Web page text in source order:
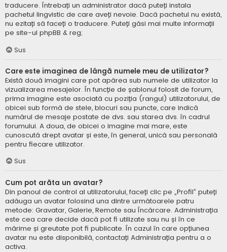
traducere. Întrebați un administrator dacă puteți instala
pachetul lingvistic de care aveți nevoie. Dacă pachetul nu există,
nu ezitați să faceți o traducere. Puteți găsi mai multe informații
pe site-ul phpBB & reg;
Sus
Care este imaginea de lângă numele meu de utilizator?
Există două imagini care pot apărea sub numele de utilizator la
vizualizarea mesajelor. În funcție de șablonul folosit de forum,
prima imagine este asociată cu poziția (rangul) utilizatorului, de
obicei sub formă de stele, blocuri sau puncte, care indică
numărul de mesaje postate de dvs. sau starea dvs. în cadrul
forumului. A doua, de obicei o imagine mai mare, este
cunoscută drept avatar și este, în general, unică sau personală
pentru fiecare utilizator.
Sus
Cum pot arăta un avatar?
Din panoul de control al utilizatorului, faceți clic pe „Profil” puteți
adăuga un avatar folosind una dintre următoarele patru
metode: Gravatar, Galerie, Remote sau Încărcare. Administrația
este cea care decide dacă pot fi utilizate sau nu și în ce
mărime și greutate pot fi publicate. În cazul în care opțiunea
avatar nu este disponibilă, contactați Administrația pentru a o
activa.